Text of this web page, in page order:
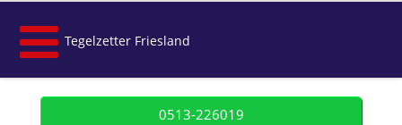
Tegelzetter Friesland
0513-226019